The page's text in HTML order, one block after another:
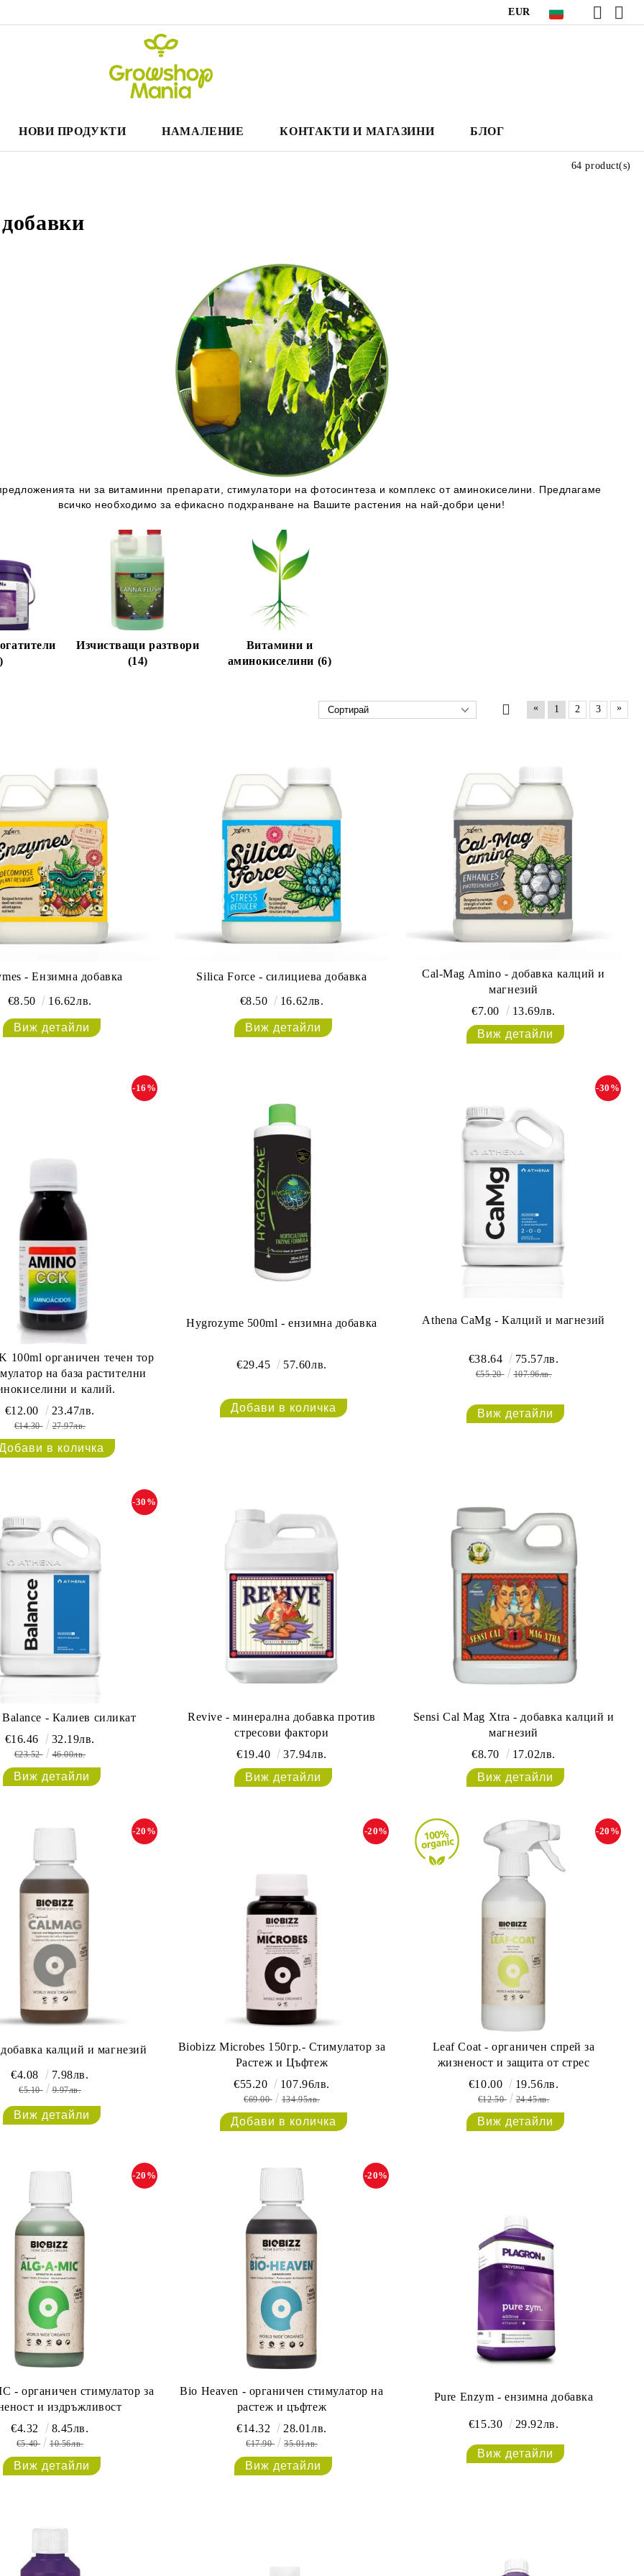
EUR
НОВИ ПРОДУКТИ НАМАЛЕНИЕ КОНТАКТИ И МАГАЗИНИ БЛОГ
ни за витаминни препарати стимулатори на фотосинтеза и комплекс от аминокиселини
. Предлагаме
всичко необходимо за ефикасно подхранване на Вашите растения на най-добри цени!
Изчистващи разтвори
(14)
Витамини и
аминокиселини (6)
64 product(s)
« 1 2 3 »
- Ензимна добавка
€8.50 16.62лв.
Виж детайли
Silica Force - силициева добавка
€8.50 16.62лв.
Виж детайли
Cal-Mag Amino - добавка калций и
магнезий
€7.00
13.69лв.
Виж детайли
100ml органичен течен тор
на база растителни
и калий.
-16%
€12.00 23.47лв.
€14.30 27.97лв.
Hygrozyme 500ml - ензимна добавка
€29.45 57.60лв.
Athena CaMg - Калций и магнезий
-30%
€38.64 75.57лв.
€55.20 107.96лв.
Виж детайли
Athena Balance - Калиев силикат
-30%
€16.46 32.19лв.
€23.52 46.00лв.
Виж детайли
Revive - минерална добавка против
стресови фактори
€19.40
37.94лв.
Виж детайли
Sensi Cal Mag Xtra - добавка калций и
магнезий
€8.70
17.02лв.
Виж детайли
калций и магнезий
-20%
€4.08 7.98лв.
€5.10 9.97лв.
Виж детайли
Biobizz Microbes 150гр.- Стимулатор за
Растеж и Цъфтеж
-20%
€55.20 107.96лв.
€69.00 134.95лв.
Leaf Coat - органичен спрей за
жизненост и защита от стрес
-20%
€10.00 19.56лв.
€12.50 24.45лв.
Виж детайли
- органичен стимулатор за
и издръжливост
-20%
€4.32 8.45лв.
€5.40 10.56лв.
Виж детайли
Bio Heaven - органичен стимулатор на
растеж и цъфтеж
-20%
€14.32 28.01лв.
€17.90 35.01лв.
Виж детайли
Pure Enzym - ензимна добавка
€15.30 29.92лв.
Виж детайли